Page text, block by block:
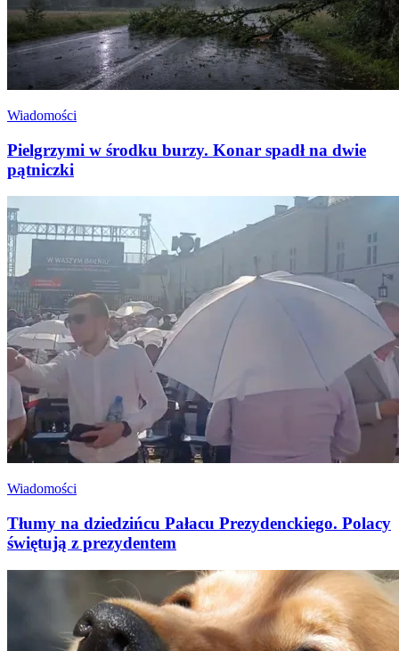
Wiadomości
Pielgrzymi w środku burzy. Konar spadł na dwie
pątniczki
Wiadomości
Tłumy na dziedzińcu Pałacu Prezydenckiego. Polacy
świętują z prezydentem